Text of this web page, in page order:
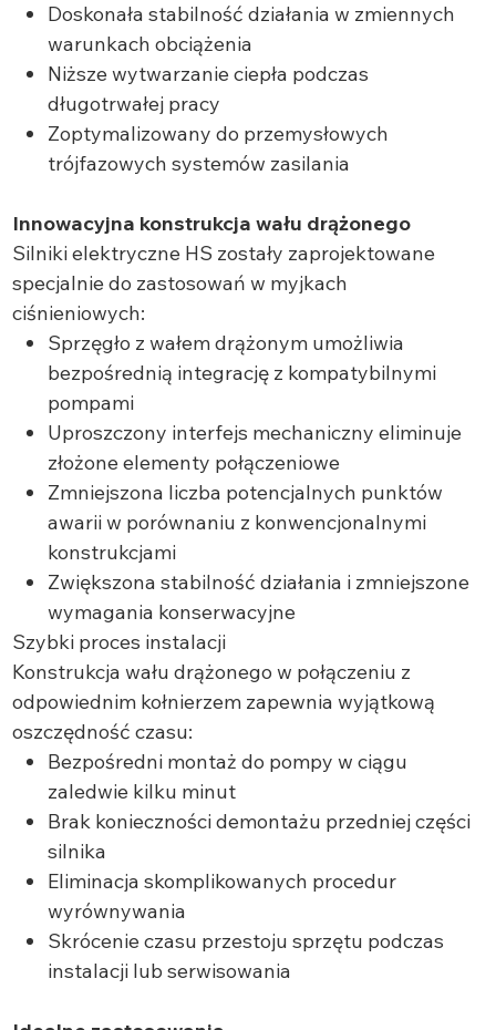
Doskonała stabilność działania w zmiennych
warunkach obciążenia
Niższe wytwarzanie ciepła podczas
długotrwałej pracy
Zoptymalizowany do przemysłowych
trójfazowych systemów zasilania
Innowacyjna konstrukcja wału drążonego
Silniki elektryczne HS zostały zaprojektowane
specjalnie do zastosowań w myjkach
ciśnieniowych:
Sprzęgło z wałem drążonym umożliwia
bezpośrednią integrację z kompatybilnymi
pompami
Uproszczony interfejs mechaniczny eliminuje
złożone elementy połączeniowe
Zmniejszona liczba potencjalnych punktów
awarii w porównaniu z konwencjonalnymi
konstrukcjami
Zwiększona stabilność działania i zmniejszone
wymagania konserwacyjne
Szybki proces instalacji
Konstrukcja wału drążonego w połączeniu z
odpowiednim kołnierzem zapewnia wyjątkową
oszczędność czasu:
Bezpośredni montaż do pompy w ciągu
zaledwie kilku minut
Brak konieczności demontażu przedniej części
silnika
Eliminacja skomplikowanych procedur
wyrównywania
Skrócenie czasu przestoju sprzętu podczas
instalacji lub serwisowania